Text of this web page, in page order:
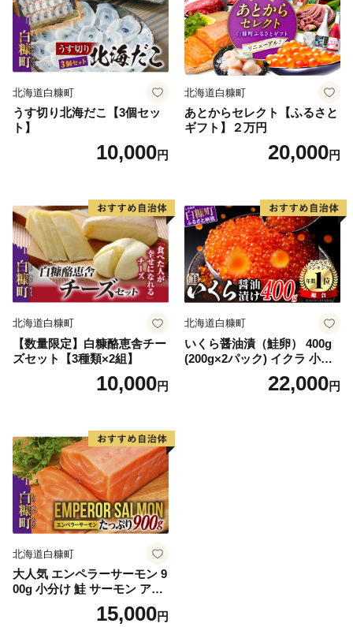
北海道白糠町
うす切り北海だこ【3個セッ
ト】
10,000円
北海道白糠町
あとからセレクト【ふるさと
ギフト】２万円
20,000円
北海道白糠町
【数量限定】白糠酪恵舎チー
ズセット【3種類×2組】
10,000円
北海道白糠町
いくら醤油漬（鮭卵） 400g
(200g×2パック) イクラ 小分
け いくら醤油漬 鮭いくら い
くら醤油漬け 鮭 鮭卵 ikura
22,000円
北海道白糠町
大人気 エンペラーサーモン 9
00g 小分け 鮭 サーモン アト
ランティックサーモン 水産
庁長官賞 受賞 さけ シャケ し
15,000円